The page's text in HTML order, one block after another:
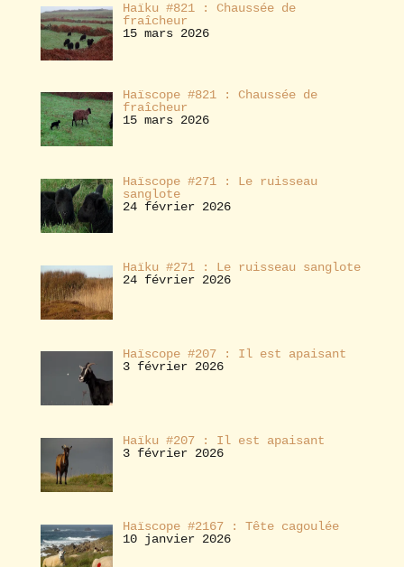
Haïku #821 : Chaussée de
fraîcheur
15 mars 2026
Haïscope #821 : Chaussée de
fraîcheur
15 mars 2026
Haïscope #271 : Le ruisseau
sanglote
24 février 2026
Haïku #271 : Le ruisseau sanglote
24 février 2026
Haïscope #207 : Il est apaisant
3 février 2026
Haïku #207 : Il est apaisant
3 février 2026
Haïscope #2167 : Tête cagoulée
10 janvier 2026